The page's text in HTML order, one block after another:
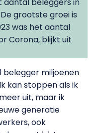
aantal beleggers in
grootste groei is
was het aantal
Corona, blijkt uit
belegger miljoenen
kan stoppen als ik
uit, maar ik
generatie
ook